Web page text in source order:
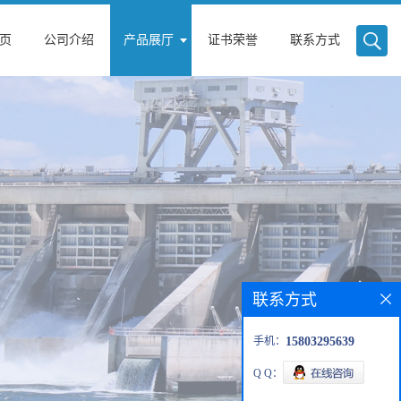
公司介绍 产品展厅 证书荣誉 联系方式
联系方式
手机： 15803295639
Q Q：